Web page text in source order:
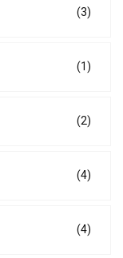
(3)
(1)
(2)
(4)
(4)